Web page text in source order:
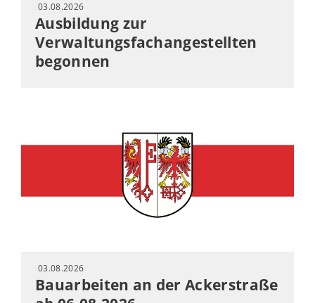
03.08.2026
Ausbildung zur
Verwaltungsfachangestellten
begonnen
03.08.2026
Bauarbeiten an der Ackerstraße